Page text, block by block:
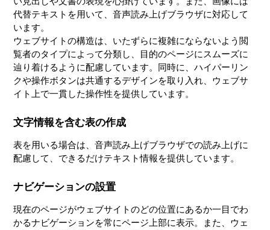
代替テキストを用いて、音声読み上げブラウザに対応して
います。
ウェブサイトの構造は、いたずらに複雑にならないよう閲
覧者のタイプによって分類し、目的のページにスムーズに
辿り着けるように配慮しています。同時に、ハイパーリン
クや操作ボタンは共通するデザインを取り入れ、ウェブサ
イト上で一貫した操作性を提供しています。
文字情報を含む表の作成
表を用いる場合は、音声読み上げブラウザでの読み上げに
配慮して、できるだけテキスト情報を提供しています。
ナビゲーションの設置
現在のページがウェブサイトのどの位置にあるか一目でわ
かるナビゲーションを常にページ上部に表示。また、ウェ